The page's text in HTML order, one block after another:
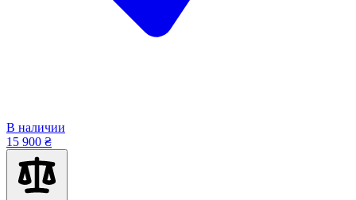
В наличии
15 900 ₴